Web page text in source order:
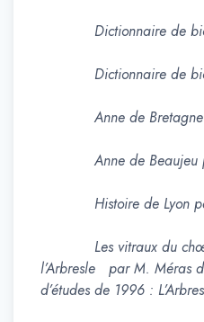
Dictionnaire de
Dictionnaire de
Anne de Bretagne
Anne de Beaujeu par
Histoire de Lyon
Les vitraux du
l’Arbresle par M. Méras
d’études de 1996 :